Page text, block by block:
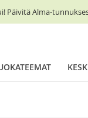
Päivitä Alma-